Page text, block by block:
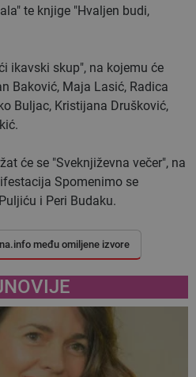
te knjige "Hvaljen budi,
ikavski skup", na kojemu će
Baković, Maja Lasić, Radica
Buljac, Kristijana Drušković,
će se "Sveknjiževna večer", na
Spomenimo se
i Peri Budaku.
među omiljene izvore